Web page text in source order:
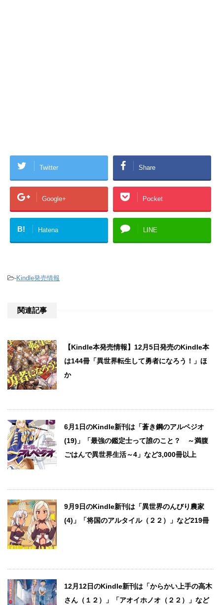
Twitter Share
Google+ Pocket
B! Hatena LINE
-Kindle発売情報
関連記事
【Kindle本発売情報】12月5日発売のKindle本
は144冊「異世界転生して勇者になろう！」ほ
か
6月1日のKindle新刊は「蒼き鋼のアルペジオ
(19)」「最強の鑑定士って誰のこと？ ～満腹
ごはんで異世界生活～4」など3,000冊以上
9月9日のKindle新刊は「異世界のんびり農家
(4)」「将国のアルタイル（２２）」など219冊
12月12日のKindle新刊は「からかい上手の高木
さん（１２）」「アオイホノオ（２２）」など